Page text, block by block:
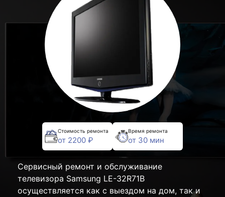
Стоимость ремонта
от 2200 ₽
Время ремонта
от 30 мин
Сервисный ремонт и обслуживание
телевизора Samsung LE-32R71B
осуществляется как с выездом на дом, так и